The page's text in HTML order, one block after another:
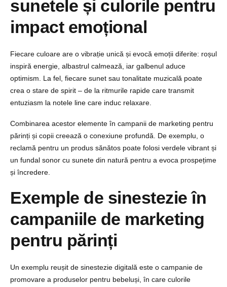
sunetele și culorile pentru
impact emoțional
Fiecare culoare are o vibrație unică și evocă emoții diferite: roșul
inspiră energie, albastrul calmează, iar galbenul aduce
optimism. La fel, fiecare sunet sau tonalitate muzicală poate
crea o stare de spirit – de la ritmurile rapide care transmit
entuziasm la notele line care induc relaxare.
Combinarea acestor elemente în campanii de marketing pentru
părinți și copii creează o conexiune profundă. De exemplu, o
reclamă pentru un produs sănătos poate folosi verdele vibrant și
un fundal sonor cu sunete din natură pentru a evoca prospețime
și încredere.
Exemple de sinestezie în
campaniile de marketing
pentru părinți
Un exemplu reușit de sinestezie digitală este o campanie de
promovare a produselor pentru bebeluși, în care culorile